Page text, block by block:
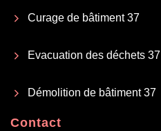
Curage de bâtiment 37
Evacuation des déchets 37
Démolition de bâtiment 37
Contact